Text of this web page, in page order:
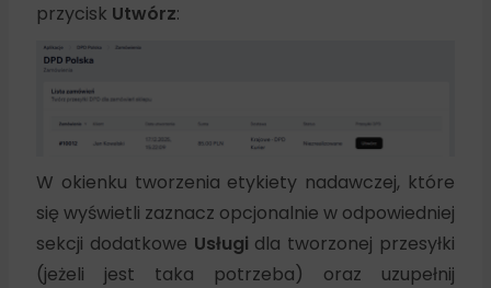
przycisk Utwórz:
W okienku tworzenia etykiety nadawczej, które
się wyświetli zaznacz opcjonalnie w odpowiedniej
sekcji dodatkowe Usługi dla tworzonej przesyłki
(jeżeli jest taka potrzeba) oraz uzupełnij